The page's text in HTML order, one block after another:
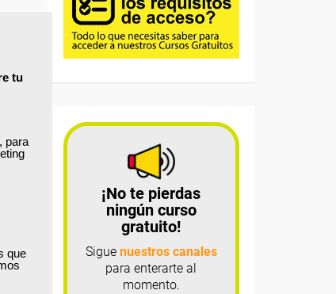
tu
, para
que
¡No te pierdas
ningún curso
gratuito!
Sigue nuestros canales
para enterarte al
momento.